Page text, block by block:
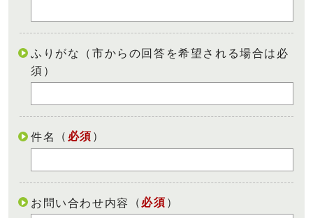
ふりがな（市からの回答を希望される場合は必
須）
件名 （ 必須 ）
お問い合わせ内容 （ 必須 ）